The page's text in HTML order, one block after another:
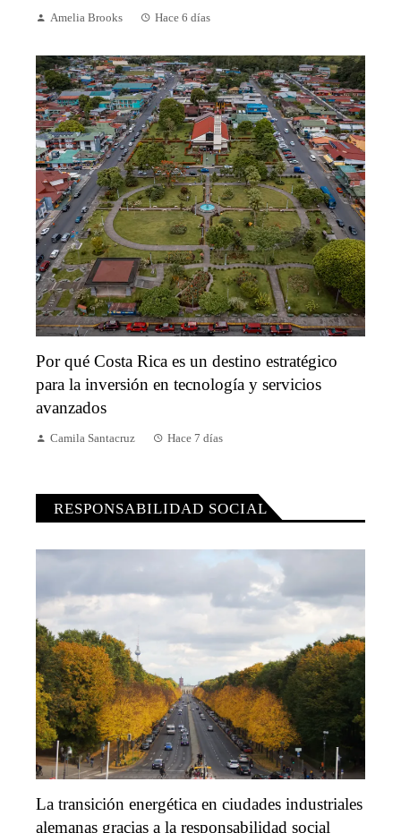
Amelia Brooks Hace 6 días
Por qué Costa Rica es un destino estratégico
para la inversión en tecnología y servicios
avanzados
Camila Santacruz Hace 7 días
RESPONSABILIDAD SOCIAL
La transición energética en ciudades industriales
alemanas gracias a la responsabilidad social